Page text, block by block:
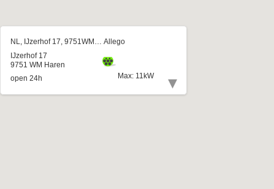
NL, IJzerhof 17, 9751WM, Haren Allego
IJzerhof 17
9751 WM Haren
open 24h
Max: 11kW ▾